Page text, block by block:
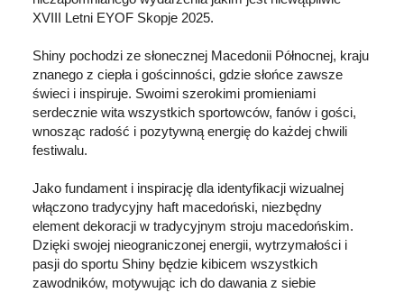
XVIII Letni EYOF Skopje 2025.
Shiny pochodzi ze słonecznej Macedonii Północnej, kraju
znanego z ciepła i gościnności, gdzie słońce zawsze
świeci i inspiruje. Swoimi szerokimi promieniami
serdecznie wita wszystkich sportowców, fanów i gości,
wnosząc radość i pozytywną energię do każdej chwili
festiwalu.
Jako fundament i inspirację dla identyfikacji wizualnej
włączono tradycyjny haft macedoński, niezbędny
element dekoracji w tradycyjnym stroju macedońskim.
Dzięki swojej nieograniczonej energii, wytrzymałości i
pasji do sportu Shiny będzie kibicem wszystkich
zawodników, motywując ich do dawania z siebie